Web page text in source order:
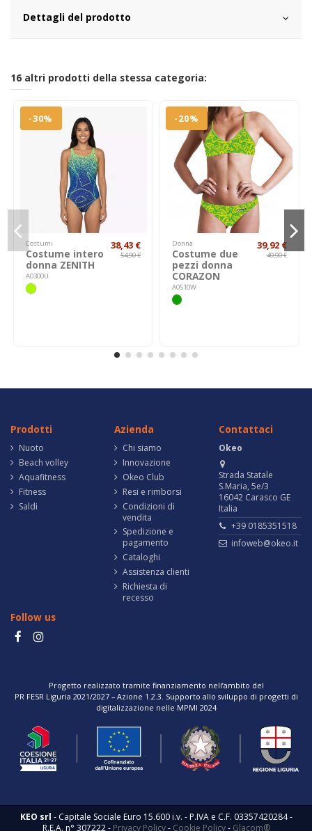
Dettagli del prodotto
16 altri prodotti della stessa categoria:
-30%
Costumi
Costume intero
donna ZENITH
A0300U
38,43 €
54,90 €
-20%
Donna
Costume due
pezzi donna
CORAZON
A0510W
39,92 €
49,90 €
Prodotti
Nuoto
Beach volley
Aquafitness
Fitness
Saldi
Azienda
Chi siamo
Innovazione
Okeo Club
Resi e rimborsi
Condizioni di
vendita
Spedizione e
pagamento
Cataloghi
Assistenza clienti
Richiesta di
recesso
Contattaci
Okeo
Strada Statale
S.Maria, 5e/3
16042 Carasco GE
Italia
+39 0185351518
infoweb@okeo.it
Follow us
Progetto realizzato tramite finanziamento nell’ambito del
PR FESR Liguria 2021/2027 – Azione 1.2.3. Supporto allo sviluppo di progetti di
digitalizzazione nelle MPMI 2024
KEO srl - Capitale Sociale Euro 15.600 i.v. - P.IVA e C.F. 03357420284 -
R.E.A. n° 307222 - Privacy Policy- Cookie Policy- Glacom®